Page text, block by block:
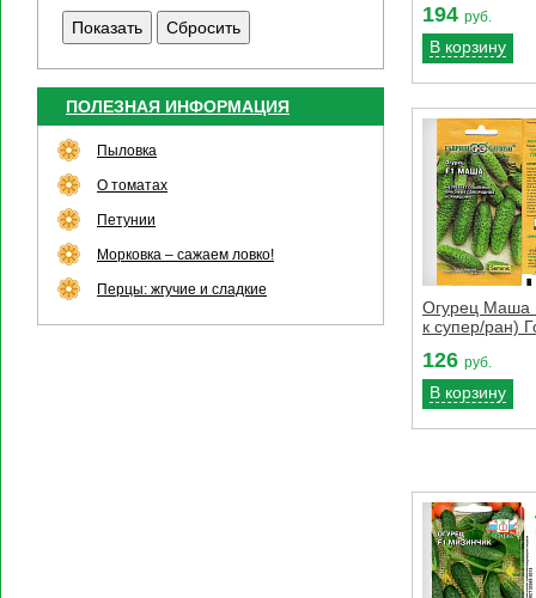
ПОЛЕЗНАЯ ИНФОРМАЦИЯ
Пыловка
О томатах
Петунии
Морковка – сажаем ловко!
Перцы: жгучие и сладкие
194 руб.
В корзину
Огурец Маша
к супер/ран)
126 руб.
В корзину